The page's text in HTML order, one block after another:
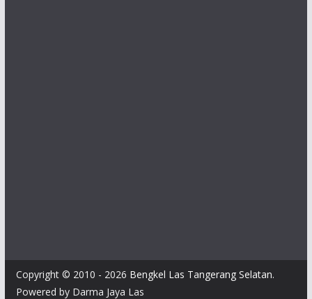
Copyright © 2010 - 2026 Bengkel Las Tangerang Selatan.
Powered by Darma Jaya Las